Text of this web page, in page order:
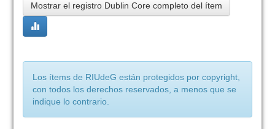
Mostrar el registro Dublin Core completo del ítem
Los ítems de RIUdeG están protegidos por copyright,
con todos los derechos reservados, a menos que se
indique lo contrario.